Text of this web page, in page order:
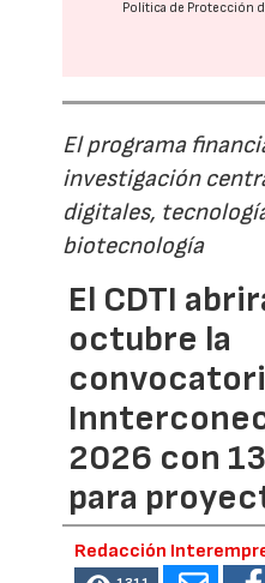
Política de Protección
El programa
investigación
digitales,
biotecnología
El CDTI
octubre la
2026 con
para
Redacción